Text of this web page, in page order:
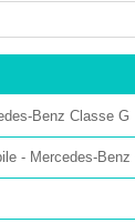
Benz Classe G
- Mercedes-Benz